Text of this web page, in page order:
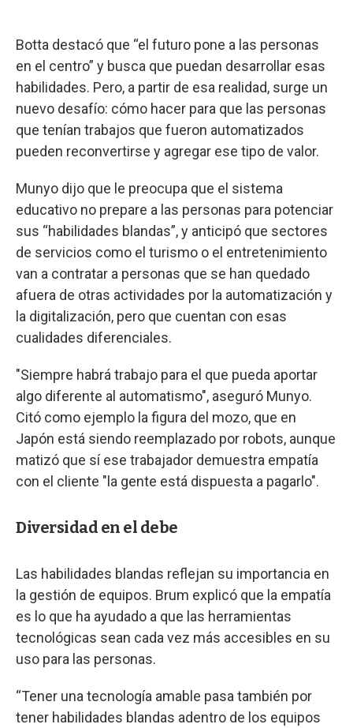
Botta destacó que “el futuro pone a las personas
en el centro” y busca que puedan desarrollar esas
habilidades. Pero, a partir de esa realidad, surge un
nuevo desafío: cómo hacer para que las personas
que tenían trabajos que fueron automatizados
pueden reconvertirse y agregar ese tipo de valor.
Munyo dijo que le preocupa que el sistema
educativo no prepare a las personas para potenciar
sus “habilidades blandas”, y anticipó que sectores
de servicios como el turismo o el entretenimiento
van a contratar a personas que se han quedado
afuera de otras actividades por la automatización y
la digitalización, pero que cuentan con esas
cualidades diferenciales.
"Siempre habrá trabajo para el que pueda aportar
algo diferente al automatismo", aseguró Munyo.
Citó como ejemplo la figura del mozo, que en
Japón está siendo reemplazado por robots, aunque
matizó que sí ese trabajador demuestra empatía
con el cliente "la gente está dispuesta a pagarlo".
Diversidad en el debe
Las habilidades blandas reflejan su importancia en
la gestión de equipos. Brum explicó que la empatía
es lo que ha ayudado a que las herramientas
tecnológicas sean cada vez más accesibles en su
uso para las personas.
“Tener una tecnología amable pasa también por
tener habilidades blandas adentro de los equipos